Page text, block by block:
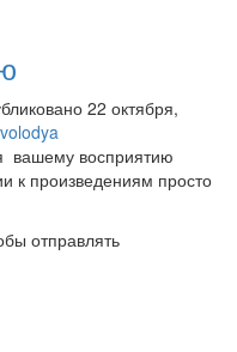
22 октября,
вашему восприятию
к произведениям просто
отправлять